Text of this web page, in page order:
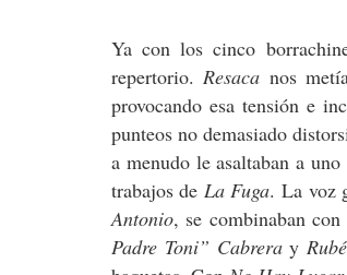
Ya con los cinco
repertorio.Resaca nos
provocando esa tensión e
punteos no demasiado
a menudo le asaltaban a
trabajos de La Fuga. La voz
Antonio, se combinaban
Padre Toni” Cabreray